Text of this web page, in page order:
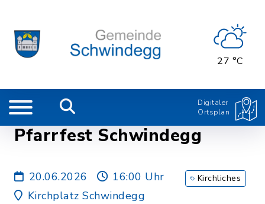
27 °C
Digitaler
Ortsplan
Pfarrfest Schwindegg
20.06.2026
16:00 Uhr
Kirchplatz Schwindegg
Kirchliches